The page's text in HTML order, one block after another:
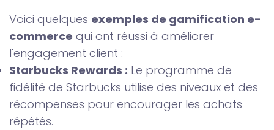
Voici quelques exemples de gamification e-
commerce qui ont réussi à améliorer
l'engagement client :
Starbucks Rewards : Le programme de
fidélité de Starbucks utilise des niveaux et des
récompenses pour encourager les achats
répétés.